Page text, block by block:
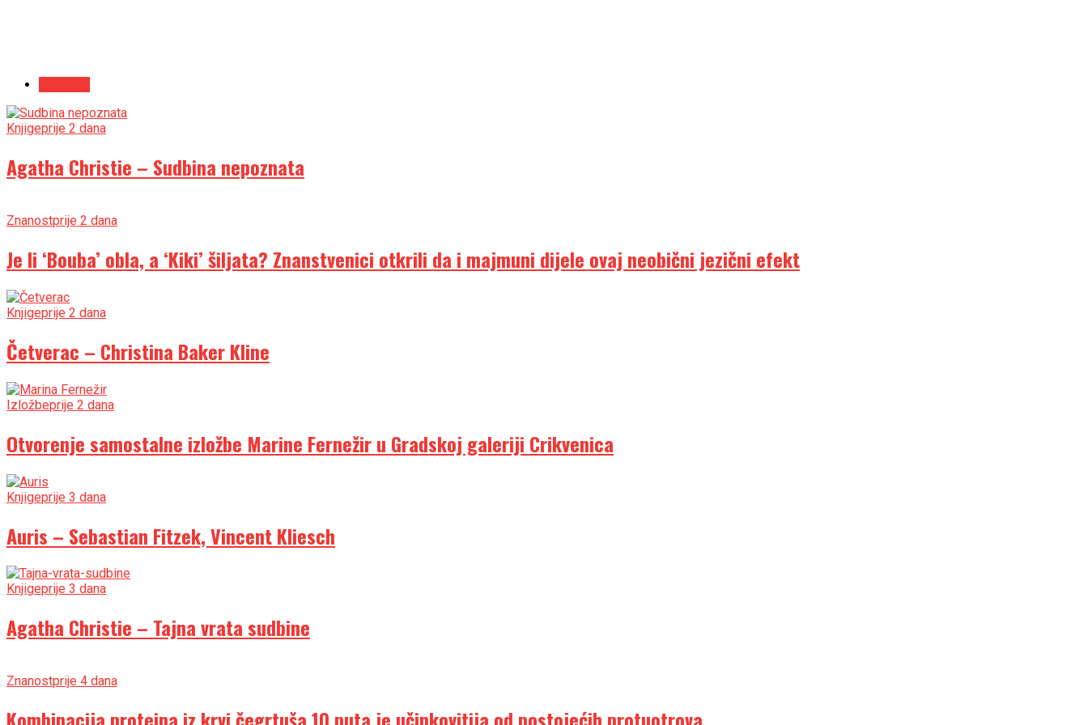
Knjigeprije 2 dana
Agatha Christie – Sudbina nepoznata
Znanostprije 2 dana
Je li ‘Bouba’ obla, a ‘Kiki’ šiljata? Znanstvenici otkrili da i majmuni dijele ovaj neobični jezični efekt
Knjigeprije 2 dana
Četverac – Christina Baker Kline
Izložbeprije 2 dana
Otvorenje samostalne izložbe Marine Fernežir u Gradskoj galeriji Crikvenica
Knjigeprije 3 dana
Auris – Sebastian Fitzek, Vincent Kliesch
Knjigeprije 3 dana
Agatha Christie – Tajna vrata sudbine
Znanostprije 4 dana